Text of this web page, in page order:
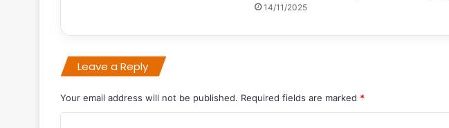
14/11/2025
Leave a Reply
Your email address will not be published. Required fields are marked *